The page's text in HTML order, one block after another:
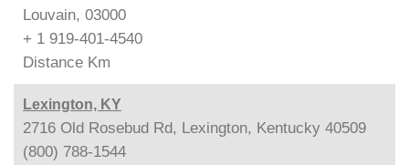
Louvain, 03000
+ 1 919-401-4540
Distance Km
Lexington, KY
2716 Old Rosebud Rd, Lexington, Kentucky 40509
(800) 788-1544